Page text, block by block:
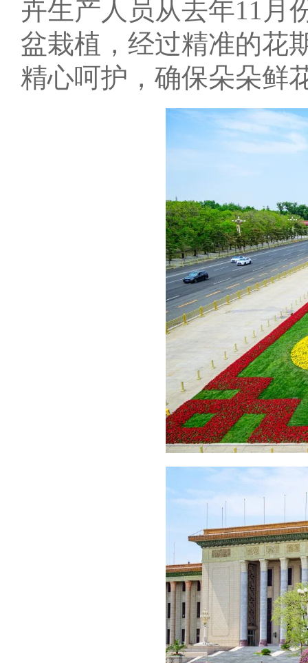
卉生产人员从去年11
盆栽植，经过精准的花
精心呵护，确保朵朵鲜